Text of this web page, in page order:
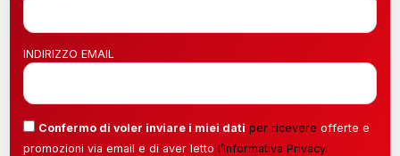
INDIRIZZO EMAIL
Confermo di voler inviare i miei dati per ricevere offerte e
promozioni via email e di aver letto l’Informativa Privacy.